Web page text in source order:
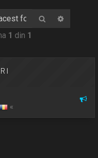
Căutare
1 din 1
«